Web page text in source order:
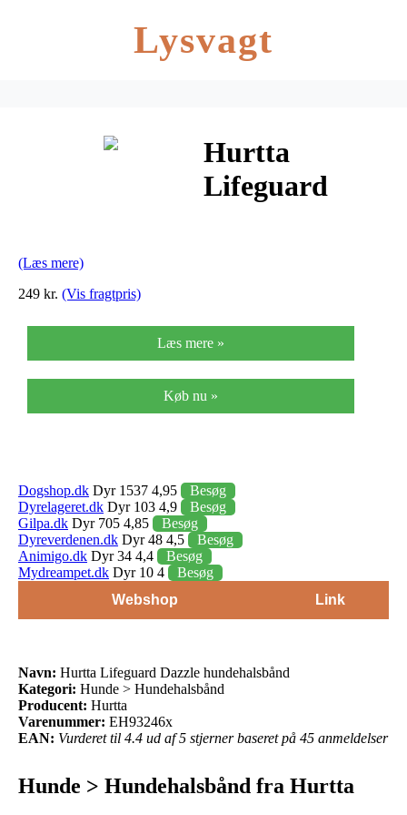
Lysvagt
Hurtta
Lifeguard
(Læs mere)
249 kr. (Vis fragtpris)
Læs mere »
Køb nu »
Dogshop.dk Dyr 1537 4,95
Besøg
Dyrelageret.dk Dyr 103 4,9
Besøg
Gilpa.dk Dyr 705 4,85
Besøg
Dyreverdenen.dk Dyr 48 4,5
Besøg
Animigo.dk Dyr 34 4,4
Besøg
Mydreampet.dk Dyr 10 4
Besøg
Webshop
Link
Navn: Hurtta Lifeguard Dazzle hundehalsbånd
Kategori: Hunde > Hundehalsbånd
Producent: Hurtta
Varenummer: EH93246x
EAN: Vurderet til 4.4 ud af 5 stjerner baseret på 45 anmeldelser
Hunde > Hundehalsbånd fra Hurtta